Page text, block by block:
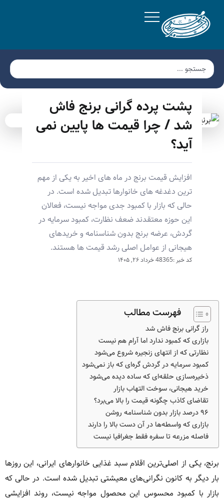
پشت پرده گرانی برنج فاش
شد / چرا قیمت ها پایین نمی
آید؟
افزایش قیمت برنج در ماه های اخیر به یکی از مهم
ترین دغدغه های خانوارها تبدیل شده است. در
حالی که بازار با کمبود جدی مواجه نیست، فعالان
این حوزه معتقدند ضعف نظارت، کمبود سرمایه در
گردش، عرضه برنج بدون شناسنامه و خریدهای
هیجانی از عوامل اصلی رشد قیمت ها هستند.
کد خبر :48365 خرداد ۲۶, ۱۴۰۵
فهرست مطالب
راز گرانی برنج فاش شد
بازاری که کمبود ندارد اما آرام هم نیست
نظارتی که از انتهای زنجیره شروع می‌شود
کمبود سرمایه در گردش گره‌ای که باز نمی‌شود
ذخیره‌سازی حلقه‌ای که ساده دیده می‌شود
خرید هیجانی، سوخت التهاب بازار
تقاضای کاذب چگونه قیمت را بالا می‌برد؟
۹۶ درصد بازار بدون شناسنامه روشن
بازاری که واسطه‌ها در آن دست بالا را دارند
فاصله مزرعه تا سفره فقط جغرافیا نیست
برنج، یکی از اصلی‌ترین اقلام سبد غذایی خانوارهای ایرانی، این روزها
بار دیگر به کانون نگرانی‌های معیشتی تبدیل شده است. در حالی که
بازار با کمبود محسوس این محصول مواجه نیست، روند افزایشی